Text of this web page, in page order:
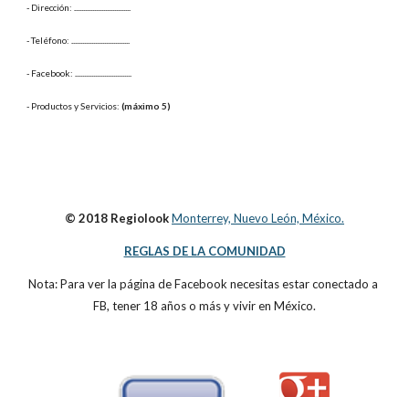
- Dirección:
- Teléfono:
- Facebook:
- Productos y Servicios: (máximo 5)
© 2018 RegiolookMonterrey, Nuevo León, México.
REGLAS DE LA COMUNIDAD
Nota: Para ver la página de Facebook necesitas estar conectado a
FB, tener 18 años o más y vivir en México.